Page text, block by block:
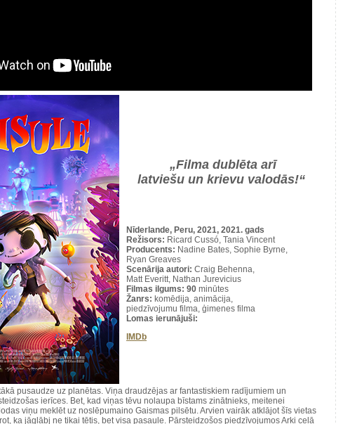
„Filma dublēta arī
latviešu un krievu valodās!“
Nīderlande, Peru, 2021, 2021. gads
Režisors: Ricard Cussó, Tania Vincent
Producents: Nadine Bates, Sophie Byrne,
Ryan Greaves
Scenārija autori: Craig Behenna,
Matt Everitt, Nathan Jurevicius
Filmas ilgums: 90 minūtes
Žanrs: komēdija, animācija,
piedzīvojumu filma, ģimenes filma
Lomas ierunājuši:
IMDb
pusaudze uz planētas. Viņa draudzējas ar fantastiskiem radījumiem un
ierīces. Bet, kad viņas tēvu nolaupa bīstams zinātnieks, meitenei
viņu meklēt uz noslēpumaino Gaismas pilsētu. Arvien vairāk atklājot šīs vietas
ka jāglābj ne tikai tētis, bet visa pasaule. Pārsteidzošos piedzīvojumos Arki ceļā